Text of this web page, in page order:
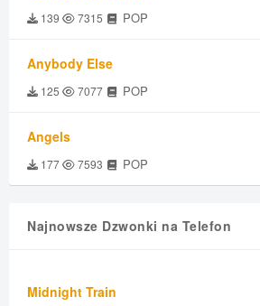
139 7315 POP
Anybody Else
125 7077 POP
Angels
177 7593 POP
Najnowsze Dzwonki na Telefon
Midnight Train